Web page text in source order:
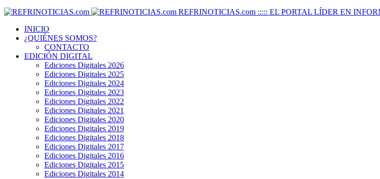
REFRINOTICIAS.com ::::: EL PORTAL LÍDER EN
INICIO
¿QUIÉNES SOMOS?
CONTACTO
EDICIÓN DIGITAL
Ediciones Digitales 2026
Ediciones Digitales 2025
Ediciones Digitales 2024
Ediciones Digitales 2023
Ediciones Digitales 2022
Ediciones Digitales 2021
Ediciones Digitales 2020
Ediciones Digitales 2019
Ediciones Digitales 2018
Ediciones Digitales 2017
Ediciones Digitales 2016
Ediciones Digitales 2015
Ediciones Digitales 2014